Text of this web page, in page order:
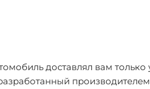
доставлял вам только